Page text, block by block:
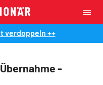
verdoppeln ++
-